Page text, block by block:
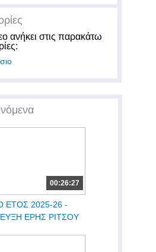
ανήκει στις παρακάτω
00:26:27
ΕΤΟΣ 2025-26 -
ΕΡΗΣ ΡΙΤΣΟΥ